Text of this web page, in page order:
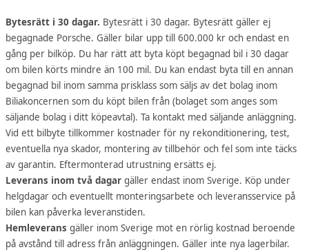
Bytesrätt i 30 dagar. Bytesrätt i 30 dagar. Bytesrätt gäller ej
begagnade Porsche. Gäller bilar upp till 600.000 kr och endast en
gång per bilköp. Du har rätt att byta köpt begagnad bil i 30 dagar
om bilen körts mindre än 100 mil. Du kan endast byta till en annan
begagnad bil inom samma prisklass som säljs av det bolag inom
Biliakoncernen som du köpt bilen från (bolaget som anges som
säljande bolag i ditt köpeavtal). Ta kontakt med säljande anläggning.
Vid ett bilbyte tillkommer kostnader för ny rekonditionering, test,
eventuella nya skador, montering av tillbehör och fel som inte täcks
av garantin. Eftermonterad utrustning ersätts ej.
Leverans inom två dagar gäller endast inom Sverige. Köp under
helgdagar och eventuellt monteringsarbete och leveransservice på
bilen kan påverka leveranstiden.
Hemleverans gäller inom Sverige mot en rörlig kostnad beroende
på avstånd till adress från anläggningen. Gäller inte nya lagerbilar.